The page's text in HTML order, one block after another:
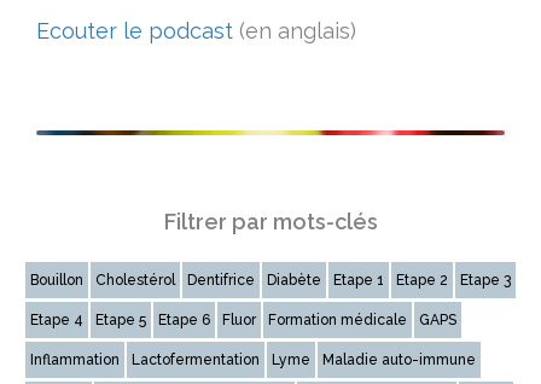
Ecouter le podcast (en anglais)
Filtrer par mots-clés
Bouillon Cholestérol Dentifrice Diabète Etape 1 Etape 2 Etape 3
Etape 4 Etape 5 Etape 6 Fluor Formation médicale GAPS
Inflammation Lactofermentation Lyme Maladie auto-immune